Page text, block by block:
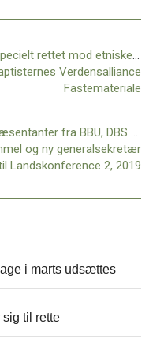
Kasserer-kursus specielt rettet mod etniske menigheder
Verdensalliance
Fastemateriale
Møde mellem repræsentanter fra BBU, DBS og BaptistKirkens ledelse
og ny generalsekretær
Landskonference 2, 2019
i marts udsættes
til rette